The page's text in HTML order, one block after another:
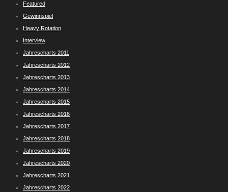
Featured
Gewinnspiel
Heavy Rotation
Interview
Jahrescharts 2011
Jahrescharts 2012
Jahrescharts 2013
Jahrescharts 2014
Jahrescharts 2015
Jahrescharts 2016
Jahrescharts 2017
Jahrescharts 2018
Jahrescharts 2019
Jahrescharts 2020
Jahrescharts 2021
Jahrescharts 2022